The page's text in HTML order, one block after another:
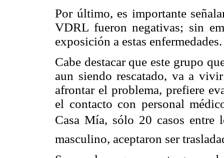
Por último, es importante
VDRL fueron negativas; sin
exposición a estas enfermedades.
Cabe destacar que este grupo
aun siendo rescatado, va a
afrontar el problema, prefiere
el contacto con personal
Casa Mía, sólo 20 casos
masculino, aceptaron ser